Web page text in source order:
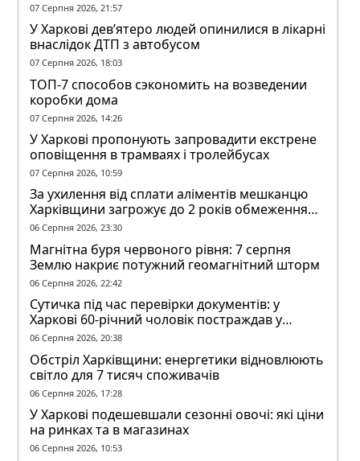
07 Серпня 2026, 21:57
У Харкові дев’ятеро людей опинилися в лікарні
внаслідок ДТП з автобусом
07 Серпня 2026, 18:03
ТОП-7 способов сэкономить на возведении
коробки дома
07 Серпня 2026, 14:26
У Харкові пропонують запровадити екстрене
оповіщення в трамваях і тролейбусах
07 Серпня 2026, 10:59
За ухилення від сплати аліментів мешканцю
Харківщини загрожує до 2 років обмеження
волі
06 Серпня 2026, 23:30
Магнітна буря червоного рівня: 7 серпня
Землю накриє потужний геомагнітний шторм
06 Серпня 2026, 22:42
Сутичка під час перевірки документів: у
Харкові 60-річний чоловік постраждав у
конфлікті з ТЦК
06 Серпня 2026, 20:38
Обстріл Харківщини: енергетики відновлюють
світло для 7 тисяч споживачів
06 Серпня 2026, 17:28
У Харкові подешевшали сезонні овочі: які ціни
на ринках та в магазинах
06 Серпня 2026, 10:53